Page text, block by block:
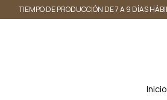
TIEMPO DE PRODUCCIÓN DE 7 A 9 DÍAS HÁBILES
Inicio